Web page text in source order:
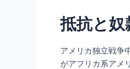
抵抗と奴
アメリカ独立戦争
がアフリカ系アメ